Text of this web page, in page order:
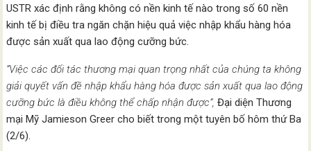
USTR xác định rằng không có nền kinh tế nào trong số 60 nền
kinh tế bị điều tra ngăn chặn hiệu quả việc nhập khẩu hàng hóa
được sản xuất qua lao động cưỡng bức.
“Việc các đối tác thương mại quan trọng nhất của chúng ta không
giải quyết vấn đề nhập khẩu hàng hóa được sản xuất qua lao động
cưỡng bức là điều không thể chấp nhận được”,Đại diện Thương
mại Mỹ Jamieson Greer cho biết trong một tuyên bố hôm thứ Ba
(2/6).